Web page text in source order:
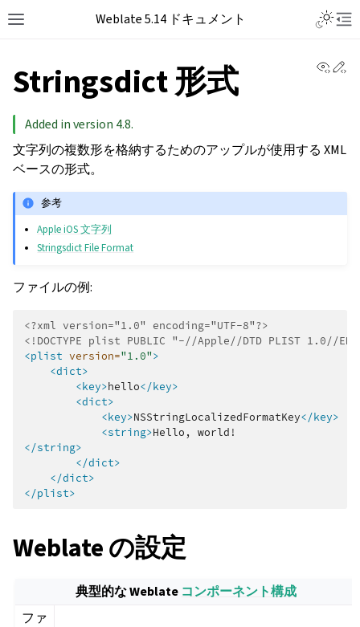
Weblate 5.14 ドキュメント
Stringsdict 形式
Added in version 4.8.
文字列の複数形を格納するためのアップルが使用する XML
ベースの形式。
参考
Apple iOS 文字列
Stringsdict File Format
ファイルの例:
<?xml version="1.0" encoding="UTF-8"?>
<!DOCTYPE plist PUBLIC "-//Apple//DTD PLIST 1.0//
<plist version="1.0">
<dict>
<key>hello</key>
<dict>
<key>NSStringLocalizedFormatKey</key>
<string>Hello,
</string>
</dict>
</dict>
</plist>
Weblate の設定
典型的な Weblate コンポーネント構成
ファ